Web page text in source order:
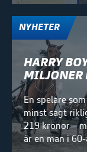
NYHETER
HARRY
MILJONER
En spelare
minst sagt
219 kronor –
är en man i